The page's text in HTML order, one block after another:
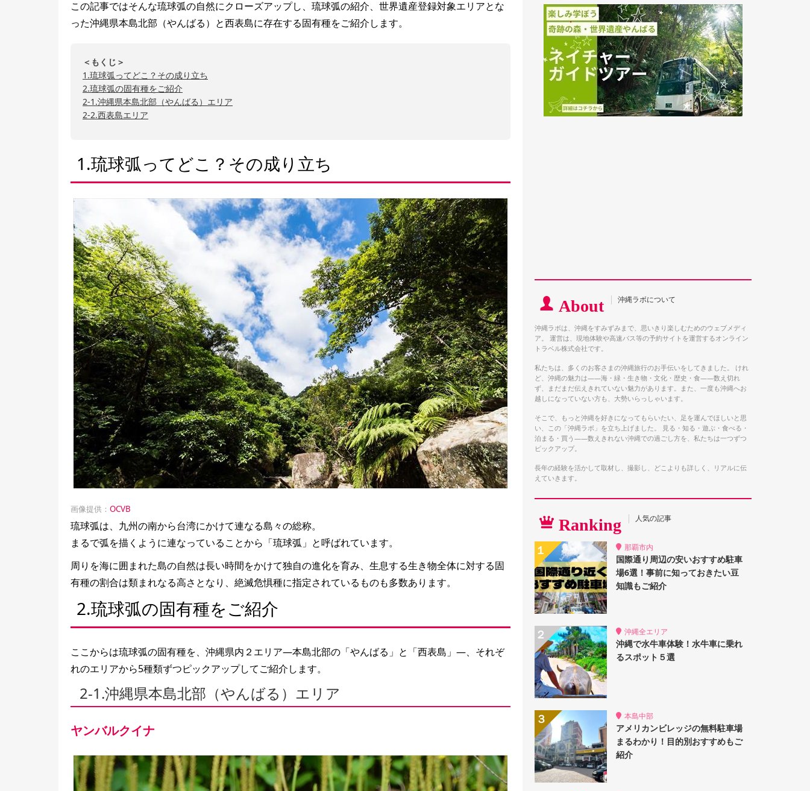
この記事ではそんな琉球弧の自然にクローズアップし、琉球弧の紹介、世界遺産登録対象エリアとな
った沖縄県本島北部（やんばる）と西表島に存在する固有種をご紹介します。
＜もくじ＞
1.琉球弧ってどこ？その成り立ち
2.琉球弧の固有種をご紹介
2-1.沖縄県本島北部（やんばる）エリア
2-2.西表島エリア
1.琉球弧ってどこ？その成り立ち
画像提供： OCVB
琉球弧は、九州の南から台湾にかけて連なる島々の総称。
まるで弧を描くように連なっていることから「琉球弧」と呼ばれています。
周りを海に囲まれた島の自然は長い時間をかけて独自の進化を育み、生息する生き物全体に対する固
有種の割合は類まれなる高さとなり、絶滅危惧種に指定されているものも多数あります。
2.琉球弧の固有種をご紹介
ここからは琉球弧の固有種を、沖縄県内２エリア―本島北部の「やんばる」と「西表島」―、それぞ
れのエリアから5種類ずつピックアップしてご紹介します。
2-1.沖縄県本島北部（やんばる）エリア
ヤンバルクイナ
About 沖縄ラボについて
沖縄ラボは、沖縄をすみずみまで、思いきり楽しむためのウェブメディ
ア。 運営は、現地体験や高速バス等の予約サイトを運営するオンライン
トラベル株式会社です。
私たちは、多くのお客さまの沖縄旅行のお手伝いをしてきました。 けれ
ど、沖縄の魅力は――海・緑・生き物・文化・歴史・食――数え切れ
ず、まだまだ伝えきれていない魅力があります。また、一度も沖縄へお
越しになっていない方も、大勢いらっしゃいます。
そこで、もっと沖縄を好きになってもらいたい、足を運んでほしいと思
い、この「沖縄ラボ」を立ち上げました。 見る・知る・遊ぶ・食べる・
泊まる・買う――数えきれない沖縄での過ごし方を、私たちは一つずつ
ピックアップ。
長年の経験を活かして取材し、撮影し、どこよりも詳しく、リアルに伝
えていきます。
Ranking 人気の記事
那覇市内
国際通り周辺の安いおすすめ駐車
場6選！事前に知っておきたい豆
知識もご紹介
沖縄全エリア
沖縄で水牛車体験！水牛車に乗れ
るスポット５選
本島中部
アメリカンビレッジの無料駐車場
まるわかり！目的別おすすめもご
紹介